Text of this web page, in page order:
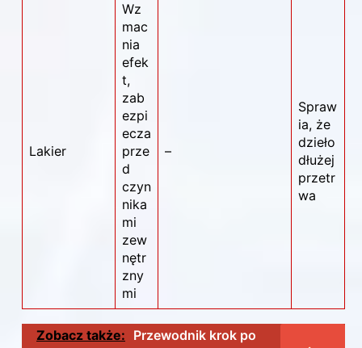
Lakier
Wz
mac
nia
efek
t,
zab
ezpi
ecza
prze
d
czyn
nika
mi
zew
nętr
zny
mi
–
Spraw
ia, że
dzieło
dłużej
przetr
wa
Zobacz także: Przewodnik krok po